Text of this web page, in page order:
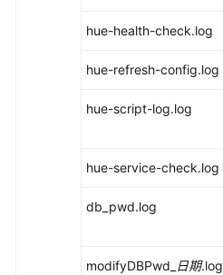
Guardian
hue-health-check.log
hue-refresh-config.log
hue-script-log.log
hue-service-check.log
db_pwd.log
modifyDBPwd_ 日期.log